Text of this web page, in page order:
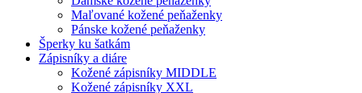
Maľované kožené peňaženky
Pánske kožené peňaženky
Šperky ku šatkám
Zápisníky a diáre
Kožené zápisníky MIDDLE
Kožené zápisníky XXL